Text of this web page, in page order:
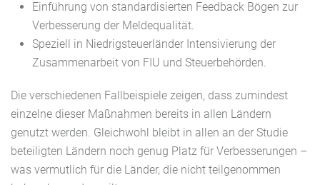
Einführung von standardisierten Feedback Bögen zur
Verbesserung der Meldequalität.
Speziell in Niedrigsteuerländer Intensivierung der
Zusammenarbeit von FIU und Steuerbehörden.
Die verschiedenen Fallbeispiele zeigen, dass zumindest
einzelne dieser Maßnahmen bereits in allen Ländern
genutzt werden. Gleichwohl bleibt in allen an der Studie
beteiligten Ländern noch genug Platz für Verbesserungen –
was vermutlich für die Länder, die nicht teilgenommen